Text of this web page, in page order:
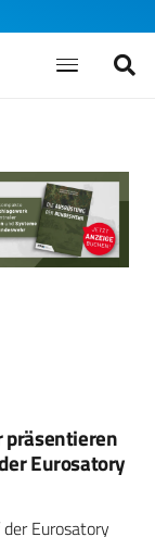
präsentieren
Eurosatory
Eurosatory